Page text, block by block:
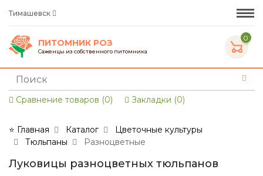
Тимашевск
ПИТОМНИК РОЗ
Саженцы из собственного питомника
0
Сравнение товаров (0) Закладки (0)
⭐ Главная Каталог
Цветочные культуры
Тюльпаны
Разноцветные
Луковицы разноцветных тюльпанов